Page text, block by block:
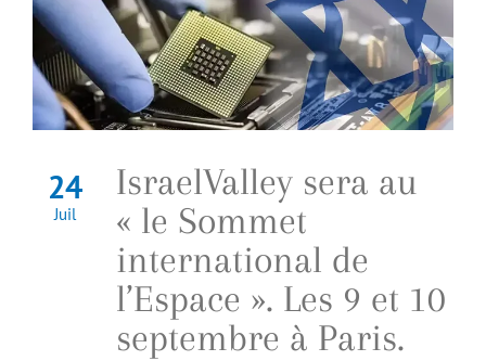
24
Juil
IsraelValley sera au
« le Sommet
international de
l’Espace ». Les 9 et 10
septembre à Paris.